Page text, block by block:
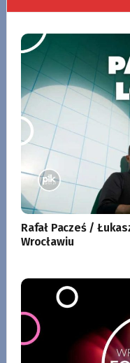
Rafał Pacześ /
Wrocławiu